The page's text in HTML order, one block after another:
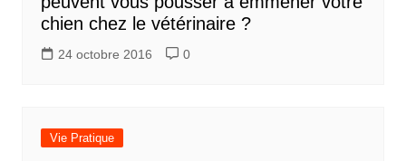
chien chez le vétérinaire ?
24 octobre 2016 0
Vie Pratique